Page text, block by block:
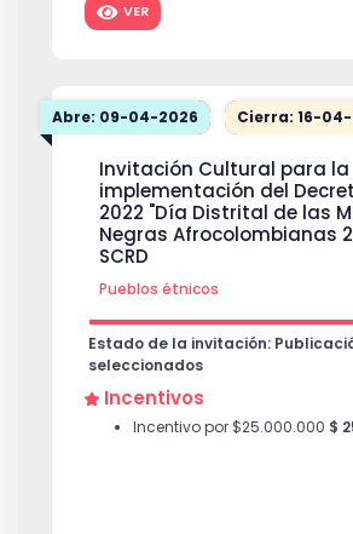
VER
Abre: 09-04-2026 Cierra: 16-
Invitación Cultural para la
implementación del
2022 "Día Distrital de las
Negras Afrocolombianas
SCRD
Pueblos étnicos
Estado de la invitación:
seleccionados
Incentivos
Incentivo por $25.000.000 $